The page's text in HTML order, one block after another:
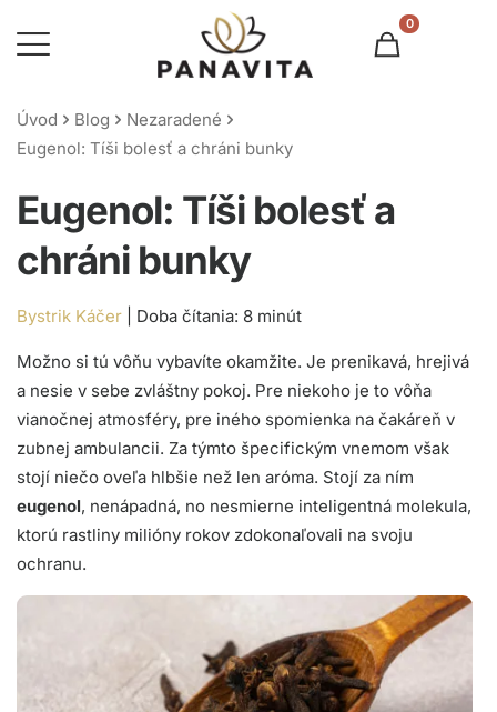
0
Úvod Blog
Nezaradené
Eugenol: Tíši bolesť a chráni bunky
Eugenol: Tíši bolesť a
chráni bunky
Bystrik Káčer
Možno si tú vôňu vybavíte okamžite. Je prenikavá, hrejivá
a nesie v sebe zvláštny pokoj. Pre niekoho je to vôňa
vianočnej atmosféry, pre iného spomienka na čakáreň v
zubnej ambulancii. Za týmto špecifickým vnemom však
stojí niečo oveľa hlbšie než len aróma. Stojí za ním
eugenol, nenápadná, no nesmierne inteligentná molekula,
ktorú rastliny milióny rokov zdokonaľovali na svoju
ochranu.